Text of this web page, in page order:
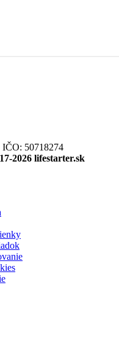
IČO: 50718274
2026 lifestarter.sk